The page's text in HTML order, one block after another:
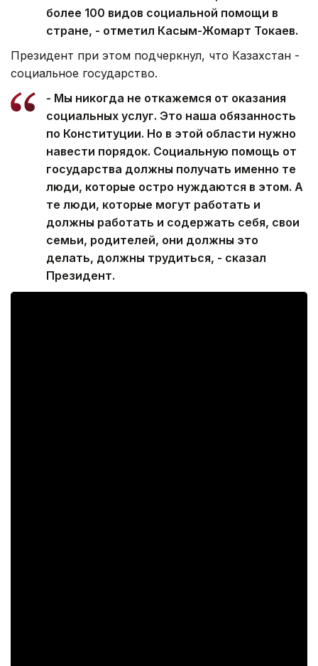
более 100 видов социальной помощи в
стране, - отметил Касым-Жомарт Токаев.
Президент при этом подчеркнул, что Казахстан -
социальное государство.
- Мы никогда не откажемся от оказания
социальных услуг. Это наша обязанность
по Конституции. Но в этой области нужно
навести порядок. Социальную помощь от
государства должны получать именно те
люди, которые остро нуждаются в этом. А
те люди, которые могут работать и
должны работать и содержать себя, свои
семьи, родителей, они должны это
делать, должны трудиться, - сказал
Президент.